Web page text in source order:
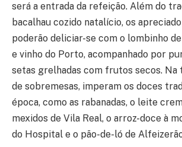
será a entrada da refeição. Além do
bacalhau cozido natalício, os
poderão deliciar-se com o lombinho
e vinho do Porto, acompanhado por
setas grelhadas com frutos secos. Na
de sobremesas, imperam os doces
época, como as rabanadas, o leite
mexidos de Vila Real, o arroz-doce à
do Hospital e o pão-de-ló de